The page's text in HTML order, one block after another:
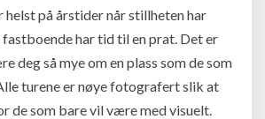
helst på årstider når stillheten har
fastboende har tid til en prat. Det er
deg så mye om en plass som de som
turene er nøye fotografert slik at
de som bare vil være med visuelt.